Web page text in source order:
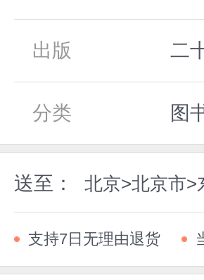
出版 二
分类 图
送至： 北京>北京市>
支持7日无理由退货